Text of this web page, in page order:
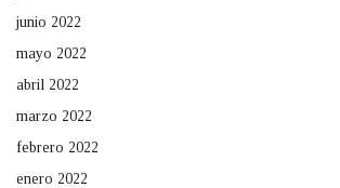
junio 2022
mayo 2022
abril 2022
marzo 2022
febrero 2022
enero 2022